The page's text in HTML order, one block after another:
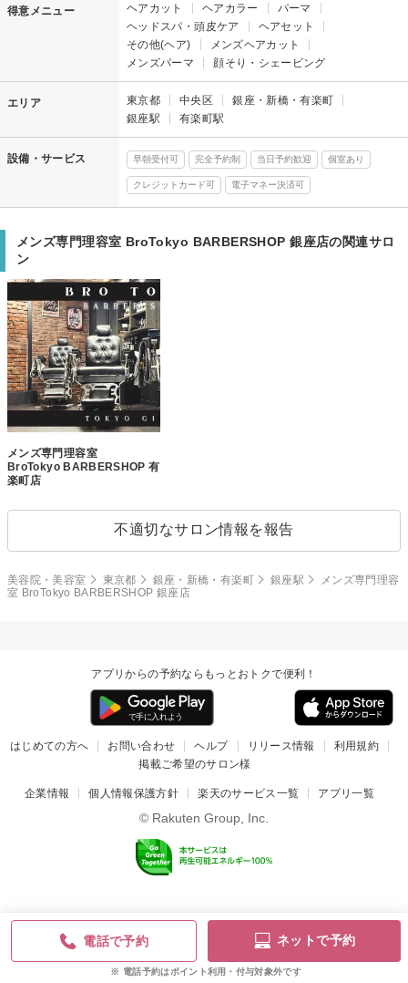
得意メニュー ヘアカット ヘアカラー
パーマ
ヘッドスパ・頭皮ケア
ヘアセット
その他(ヘア)
メンズヘアカット
メンズパーマ
顔そり・シェービング
エリア 東京都 中央区
銀座・新橋・有楽町
銀座駅
有楽町駅
設備・サービス 早朝受付可 完全予約制 当日予約歓迎 個室あり
クレジットカード可 電子マネー決済可
メンズ専門理容室 BroTokyo BARBERSHOP 銀座店の関連サロ
ン
メンズ専門理容室
BroTokyo BARBERSHOP 有
楽町店
不適切なサロン情報を報告
電話で予約 ネットで予約
電話予約はポイント利用・付与対象外です
美容院・美容室 東京都 銀座・新橋・有楽町 銀座駅
メンズ専門理容
室 BroTokyo BARBERSHOP 銀座店
アプリからの予約ならもっとおトクで便利！
はじめての方へ お問い合わせ ヘルプ リリース情報
利用規約
掲載ご希望のサロン様
企業情報 個人情報保護方針 楽天のサービス一覧 アプリ一覧
© Rakuten Group, Inc.